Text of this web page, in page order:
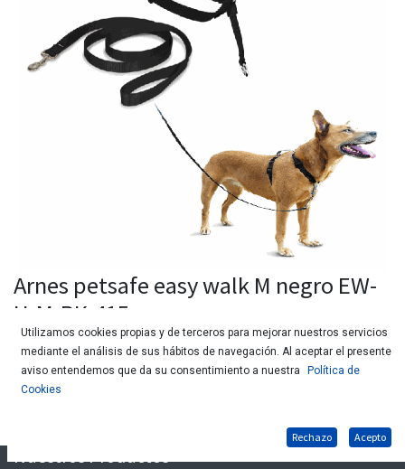
Arnes petsafe easy walk M negro EW-
H-M-BK-415
Nuestros Productos
Utilizamos cookies propias y de terceros para mejorar nuestros servicios
mediante el análisis de sus hábitos de navegación. Al aceptar el presente
aviso entendemos que da su consentimiento a nuestra
Política de
Cookies
Rechazo Acepto